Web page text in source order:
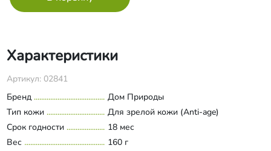
Характеристики
Артикул: 02841
Бренд
Дом Природы
Тип кожи
Для зрелой кожи (Anti-age)
Срок годности
18 мес
Вес
160 г